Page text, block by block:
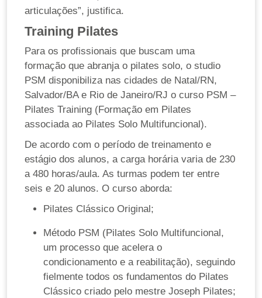
articulações”, justifica.
Training Pilates
Para os profissionais que buscam uma
formação que abranja o pilates solo, o studio
PSM disponibiliza nas cidades de Natal/RN,
Salvador/BA e Rio de Janeiro/RJ o curso PSM –
Pilates Training (Formação em Pilates
associada ao Pilates Solo Multifuncional).
De acordo com o período de treinamento e
estágio dos alunos, a carga horária varia de 230
a 480 horas/aula. As turmas podem ter entre
seis e 20 alunos. O curso aborda:
Pilates Clássico Original;
Método PSM (Pilates Solo Multifuncional,
um processo que acelera o
condicionamento e a reabilitação), seguindo
fielmente todos os fundamentos do Pilates
Clássico criado pelo mestre Joseph Pilates;